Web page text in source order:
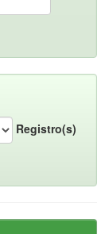
Registro(s)